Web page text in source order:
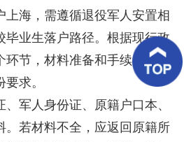
海，需遵循退役军人安置相
毕业生落户路径。根据现行政
环节，材料准备和手续办理需
求。
军人身份证、原籍户口本、
。若材料不全，应返回原籍所